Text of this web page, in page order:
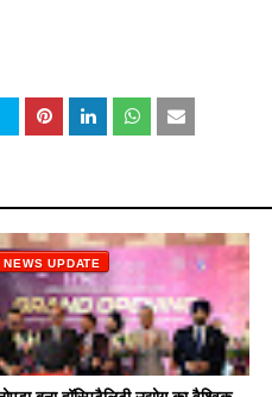
NEWS UPDATE